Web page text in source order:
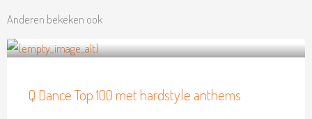
Anderen bekeken ook
Q Dance Top 100 met hardstyle anthems